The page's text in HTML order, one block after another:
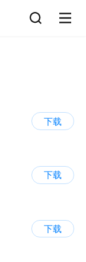
下载
下载
下载